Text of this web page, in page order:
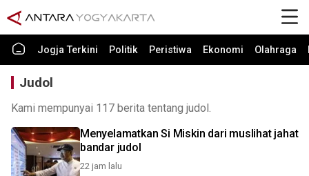
Jogja Terkini Politik Peristiwa Ekonomi Olahraga
Judol
Kami mempunyai 117 berita tentang judol.
Menyelamatkan Si Miskin dari muslihat jahat
bandar judol
22 jam lalu